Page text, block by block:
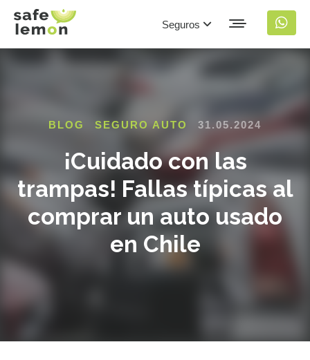
Seguros
BLOG SEGURO AUTO 31.05.2024
¡Cuidado con las
trampas! Fallas típicas al
comprar un auto usado
en Chile